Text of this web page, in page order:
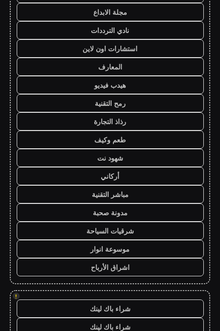
مجلة الابداع
نادي الترددات
استشارات اون لاين
المعارف
هيدب فيديو
رمح التقنية
رذاذ التجارة
طعم وكيف
شهود نت
أركاني
مباشر التقنية
مدونة صحبة
شرقيات السياحة
موسوعة انوار
اشراق الأرباح
!
شراء باك لينك
شراء باك لينك